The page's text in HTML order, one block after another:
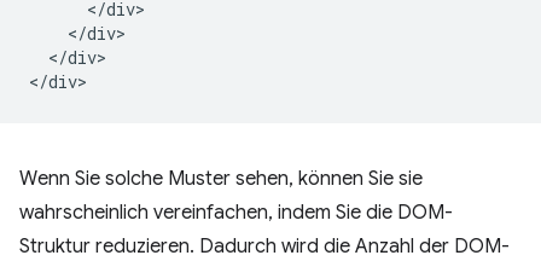
      </div>
    </div>
  </div>
Wenn Sie solche Muster sehen, können Sie sie
wahrscheinlich vereinfachen, indem Sie die DOM-
Struktur reduzieren. Dadurch wird die Anzahl der DOM-